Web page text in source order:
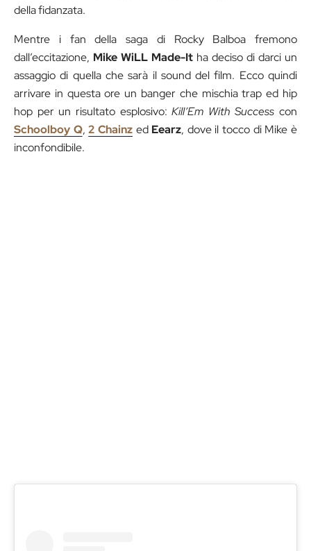
della fidanzata.
Mentre i fan della saga di Rocky Balboa fremono
dall’eccitazione, Mike WiLL Made-It ha deciso di darci un
assaggio di quella che sarà il sound del film. Ecco quindi
arrivare in questa ore un banger che mischia trap ed hip
hop per un risultato esplosivo:Kill’Em With Success con
Schoolboy Q,2 Chainzed Eearz, dove il tocco di Mike è
inconfondibile.